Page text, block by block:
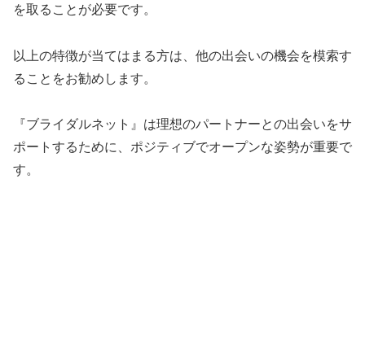
を取ることが必要です。
以上の特徴が当てはまる方は、他の出会いの機会を模索す
ることをお勧めします。
『ブライダルネット』は理想のパートナーとの出会いをサ
ポートするために、ポジティブでオープンな姿勢が重要で
す。